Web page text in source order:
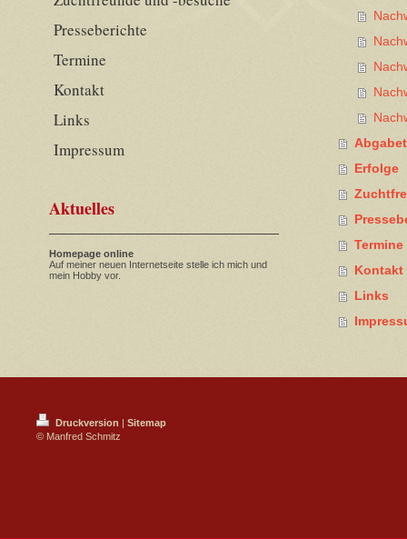
Erfolge
Termine
Kontakt
Links
Presseberichte
Termine
Kontakt
Links
Impressum
Aktuelles
Homepage online
Auf meiner neuen Internetseite stelle ich mich und
mein Hobby vor.
Druckversion | Sitemap
© Manfred Schmitz